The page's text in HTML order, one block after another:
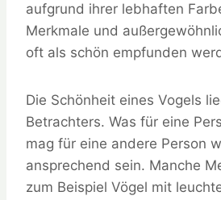
aufgrund ihrer lebhaften
Merkmale und
oft als schön empfunden
Die Schönheit eines Vogels
Betrachters. Was für eine
mag für eine andere Person
ansprechend sein. Manche
zum Beispiel Vögel mit